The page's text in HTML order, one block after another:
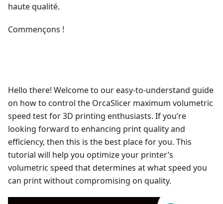
haute qualité.
Commençons !
Hello there! Welcome to our easy-to-understand guide
on how to control the OrcaSlicer maximum volumetric
speed test for 3D printing enthusiasts. If you’re
looking forward to enhancing print quality and
efficiency, then this is the best place for you. This
tutorial will help you optimize your printer’s
volumetric speed that determines at what speed you
can print without compromising on quality.